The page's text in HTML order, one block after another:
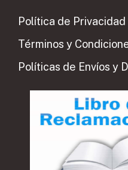
Política de Privacidad
Términos y
Políticas de Envíos y